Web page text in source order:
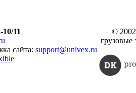
10/11
сайта: support@univex.ru
©
грузовые